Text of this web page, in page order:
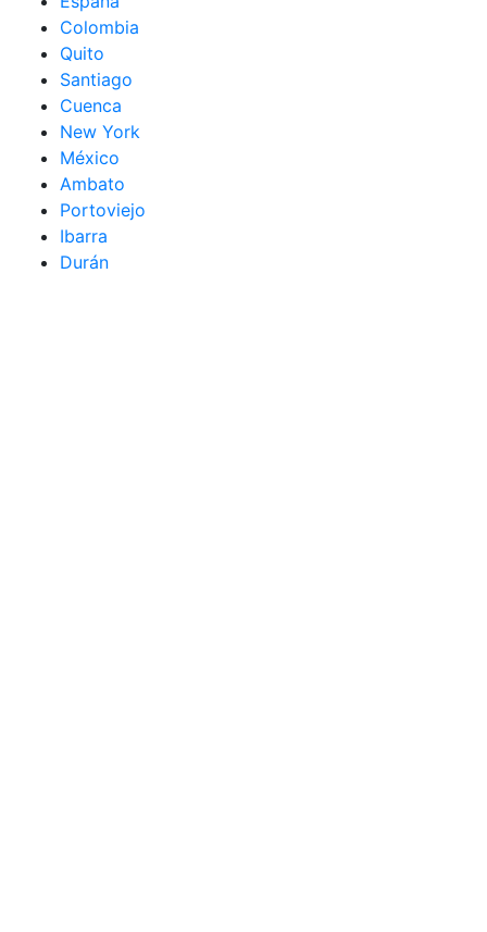
Colombia
Quito
Santiago
Cuenca
New York
México
Ambato
Portoviejo
Ibarra
Durán